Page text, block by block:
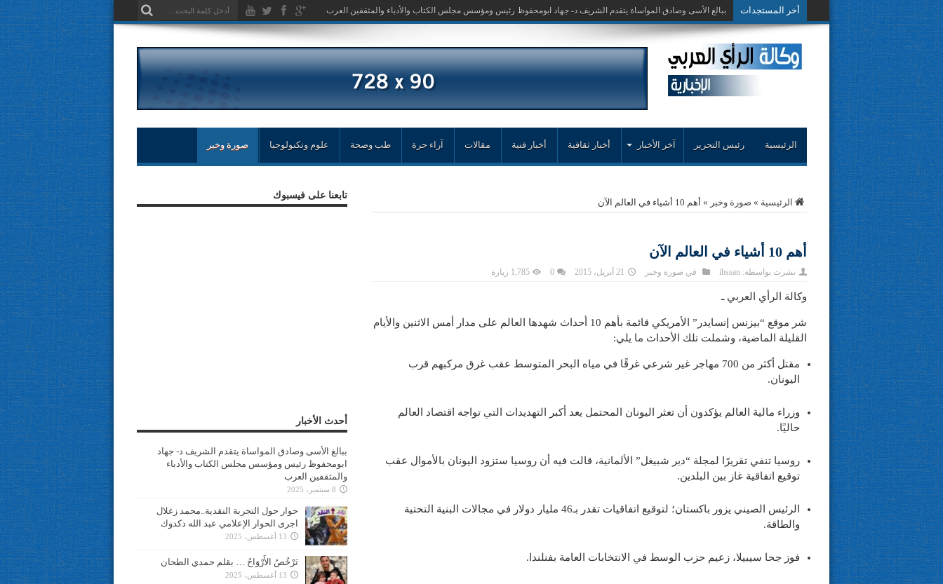
أخر المستجدات حوار حول التجربة ا
الرئيسية رئيس التحرير آخر الأخبار أخبار ثقافية أخبار فنية مقالات آراء حرة طب وصحة علوم وتكنولوجيا صورة وخبر
الرئيسية » صورة وخبر » أهم 10 أشياء في العالم الآن
أهم 10 أشياء في العالم الآن
نشرت بواسطة:ihssan في صورة وخبر 21 أبريل، 2015 0 1,785 زيارة
وكالة الرأي العربي ـ
شر موقع “بيزنس إنسايدر” الأمريكي قائمة بأهم 10 أحداث شهدها العالم على مدار أمس الاثنين والأيام
القليلة الماضية، وشملت تلك الأحداث ما يلي:
مقتل أكثر من 700 مهاجر غير شرعي غرقًا في مياه البحر المتوسط عقب غرق مركبهم قرب
اليونان.
وزراء مالية العالم يؤكدون أن تعثر اليونان المحتمل يعد أكبر التهديدات التي تواجه اقتصاد العالم
حاليًا.
روسيا تنفي تقريرًا لمجلة “دير شبيغل” الألمانية، قالت فيه أن روسيا ستزود اليونان بالأموال عقب
توقيع اتفاقية غاز بين البلدين.
الرئيس الصيني يزور باكستان؛ لتوقيع اتفاقيات تقدر بـ46 مليار دولار في مجالات البنية التحتية
والطاقة.
فوز جحا سيبيلا، زعيم حزب الوسط في الانتخابات العامة بفنلندا.
تابعنا على فيسبوك
أحدث الأخبار
ببالغ الأسى وصادق المواساة يتقدم الشريف د- جهاد
ابومحفوظ رئيس ومؤسس مجلس الكتاب والأدباء
والمثقفين العرب
8 سبتمبر، 2025
حوار حول التجربة النقدية..محمد زغلال
اجرى الحوار الإعلامي عبد الله دكدوك
13 أغسطس، 2025
تَرْخُصُ الأَرْوَاحُ … بقلم حمدي الطحان
13 أغسطس، 2025